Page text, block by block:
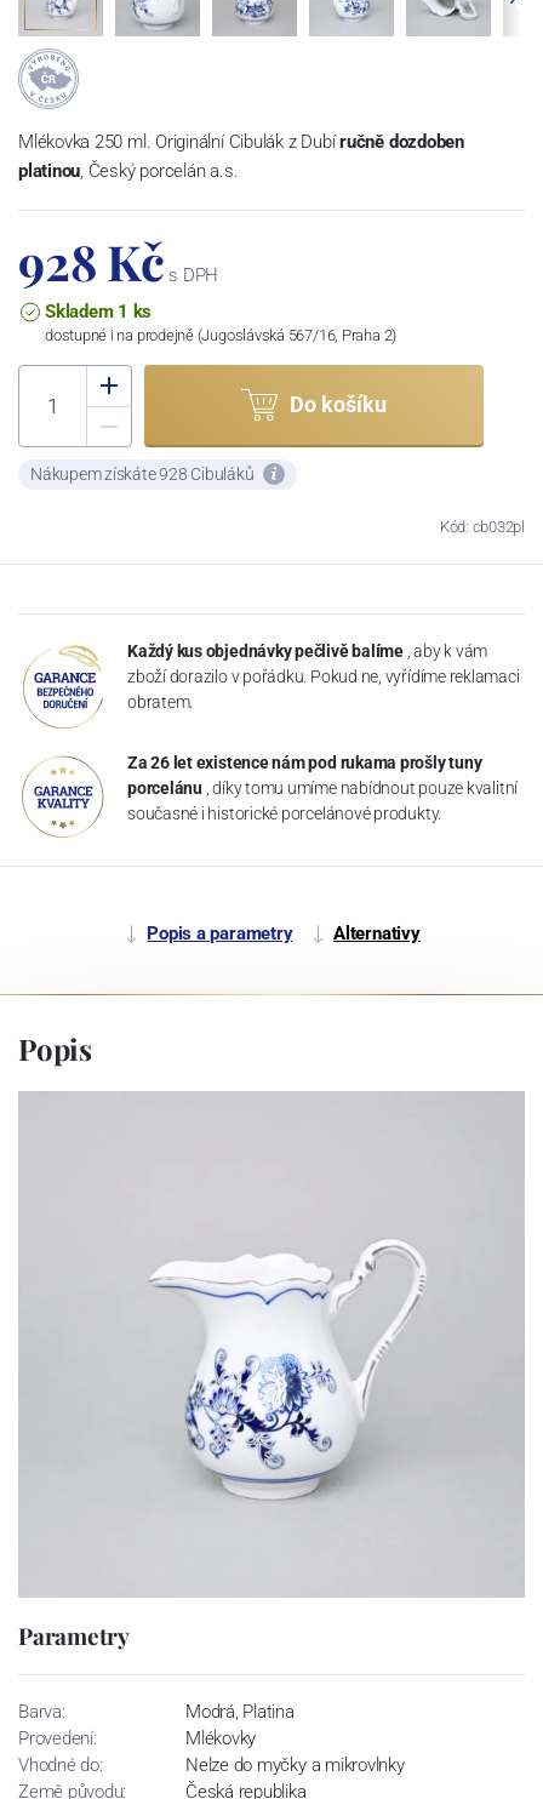
Mlékovka 250 ml. Originální Cibulák z Dubíručně dozdoben
platinou, Český porcelán a.s.
928 Kč s DPH
Skladem 1 ks
dostupné i na prodejně (Jugoslávská 567/16, Praha 2)
Do košíku
Nákupem získáte 928 Cibuláků
Kód: cb032pl
Každý kus objednávky pečlivě balíme , aby k vám
zboží dorazilo v pořádku. Pokud ne, vyřídíme reklamaci
obratem.
Za 26 let existence nám pod rukama prošly tuny
porcelánu , díky tomu umíme nabídnout pouze kvalitní
současné i historické porcelánové produkty.
Popis a parametry Alternativy
Popis
Parametry
Barva:
Modrá, Platina
Provedení:
Mlékovky
Vhodné do:
Nelze do myčky a mikrovlnky
Země původu:
Česká republika